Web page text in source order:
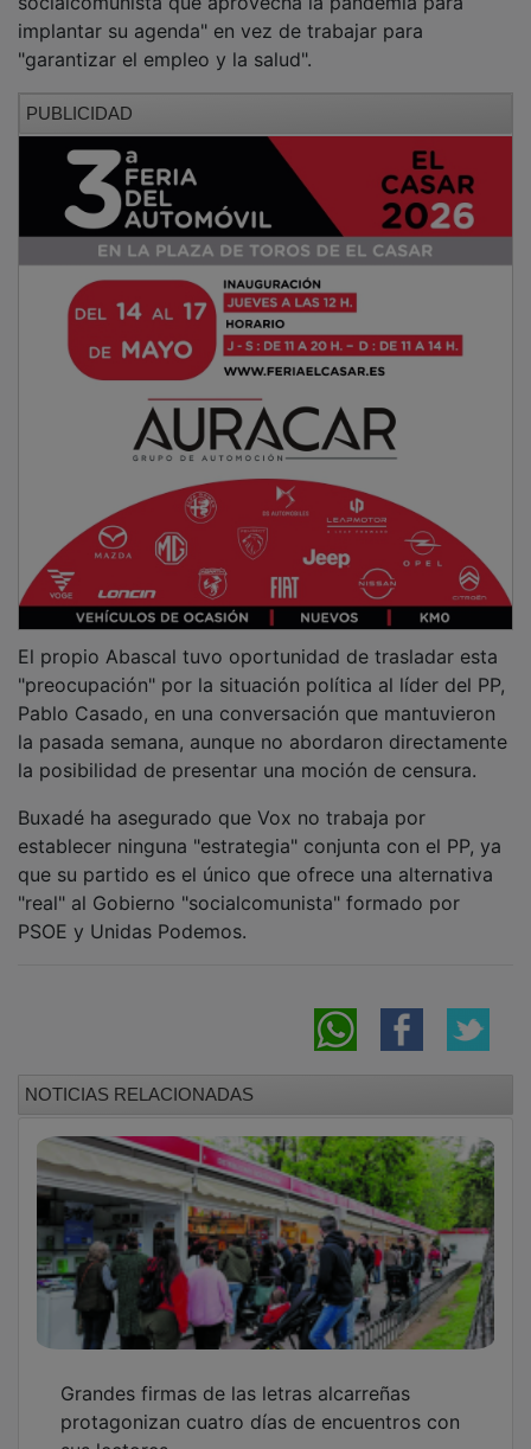
implantar su agenda" en vez de trabajar para
"garantizar el empleo y la salud".
"preocupación" por la situación política al líder del PP,
Pablo Casado, en una conversación que mantuvieron
la pasada semana, aunque no abordaron directamente
la posibilidad de presentar una moción de censura.
establecer ninguna "estrategia" conjunta con el PP, ya
que su partido es el único que ofrece una alternativa
"real" al Gobierno "socialcomunista" formado por
PSOE y Unidas Podemos.
protagonizan cuatro días de encuentros con
sus lectores